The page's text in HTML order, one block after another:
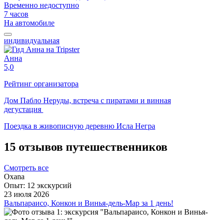
Временно недоступно
7 часов
На автомобиле
индивидуальная
Анна
5,0
Рейтинг организатора
Дом Пабло Неруды, встреча с пиратами и винная
дегустация
Поездка в живописную деревню Исла Негра
15 отзывов путешественников
Смотреть все
Oxana
Опыт: 12 экскурсий
23 июля 2026
Вальпараисо, Конкон и Винья-дель-Мар за 1 день!
Экскурсия по побережью Чили от Конкона до Вальпараисо